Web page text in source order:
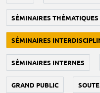
SÉMINAIRES THÉMATIQUES
SÉMINAIRES
SÉMINAIRES INTERNES
GRAND PUBLIC